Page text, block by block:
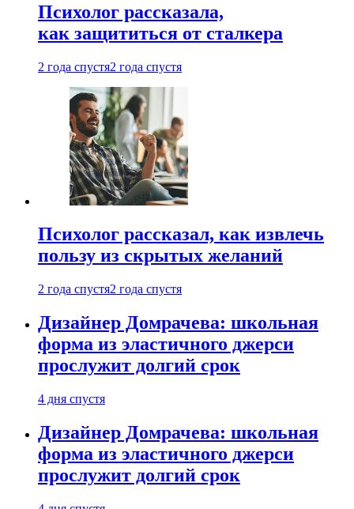
Психолог рассказала,
как защититься от сталкера
2 года спустя2 года спустя
Психолог рассказал, как извлечь
пользу из скрытых желаний
2 года спустя2 года спустя
Дизайнер Домрачева: школьная
форма из эластичного джерси
прослужит долгий срок
4 дня спустя
Дизайнер Домрачева: школьная
форма из эластичного джерси
прослужит долгий срок